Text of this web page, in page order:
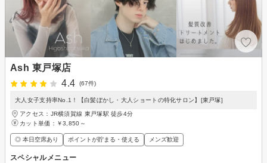
Ash 東戸塚店
4.4
(67件)
大人女子支持率No.1！【白髪ぼかし・大人ショートの特化サロン】[東戸塚]
アクセス：JR横須賀線 東戸塚駅 徒歩4分
カット単価： ￥3,850～
◎ 本日空席あり ポイントが貯まる・使える メンズ歓迎
スペシャルメニュー